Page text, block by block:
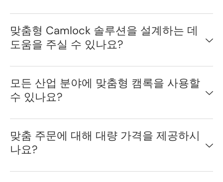
맞춤형 Camlock 솔루션을 설계하는 데
도움을 주실 수 있나요?
모든 산업 분야에 맞춤형 캠록을 사용할
수 있나요?
맞춤 주문에 대해 대량 가격을 제공하시
나요?